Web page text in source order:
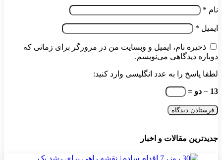
نام *
ایمیل *
ذخیره نام، ایمیل و وبسایت من در مرورگر برای زمانی که
دوباره دیدگاهی می‌نویسم.
لطفا پاسخ را به عدد انگلیسی وارد کنید:
13 − دو =
جدیدترین مقالات و اخبار